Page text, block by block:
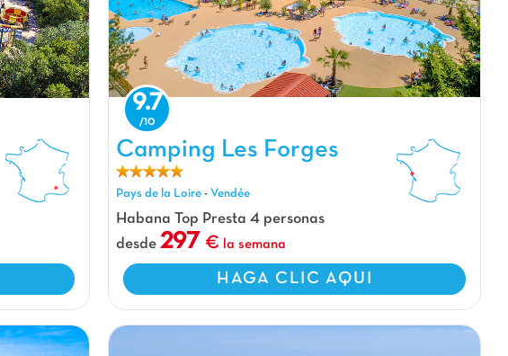
Camping Les Forges, Camping Pays de la Loire
9.7
Camping Les Forges
Pays de la Loire -Vendée
Habana Top Presta 4 personas
desde297 la semana
HAGA CLIC AQUI